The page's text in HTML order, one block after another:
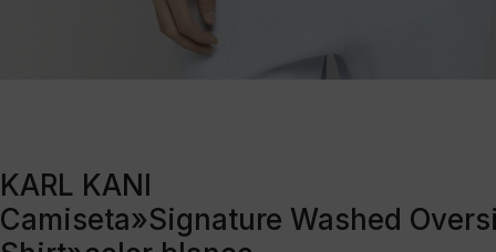
KARL KANI
Camiseta»Signature Washed